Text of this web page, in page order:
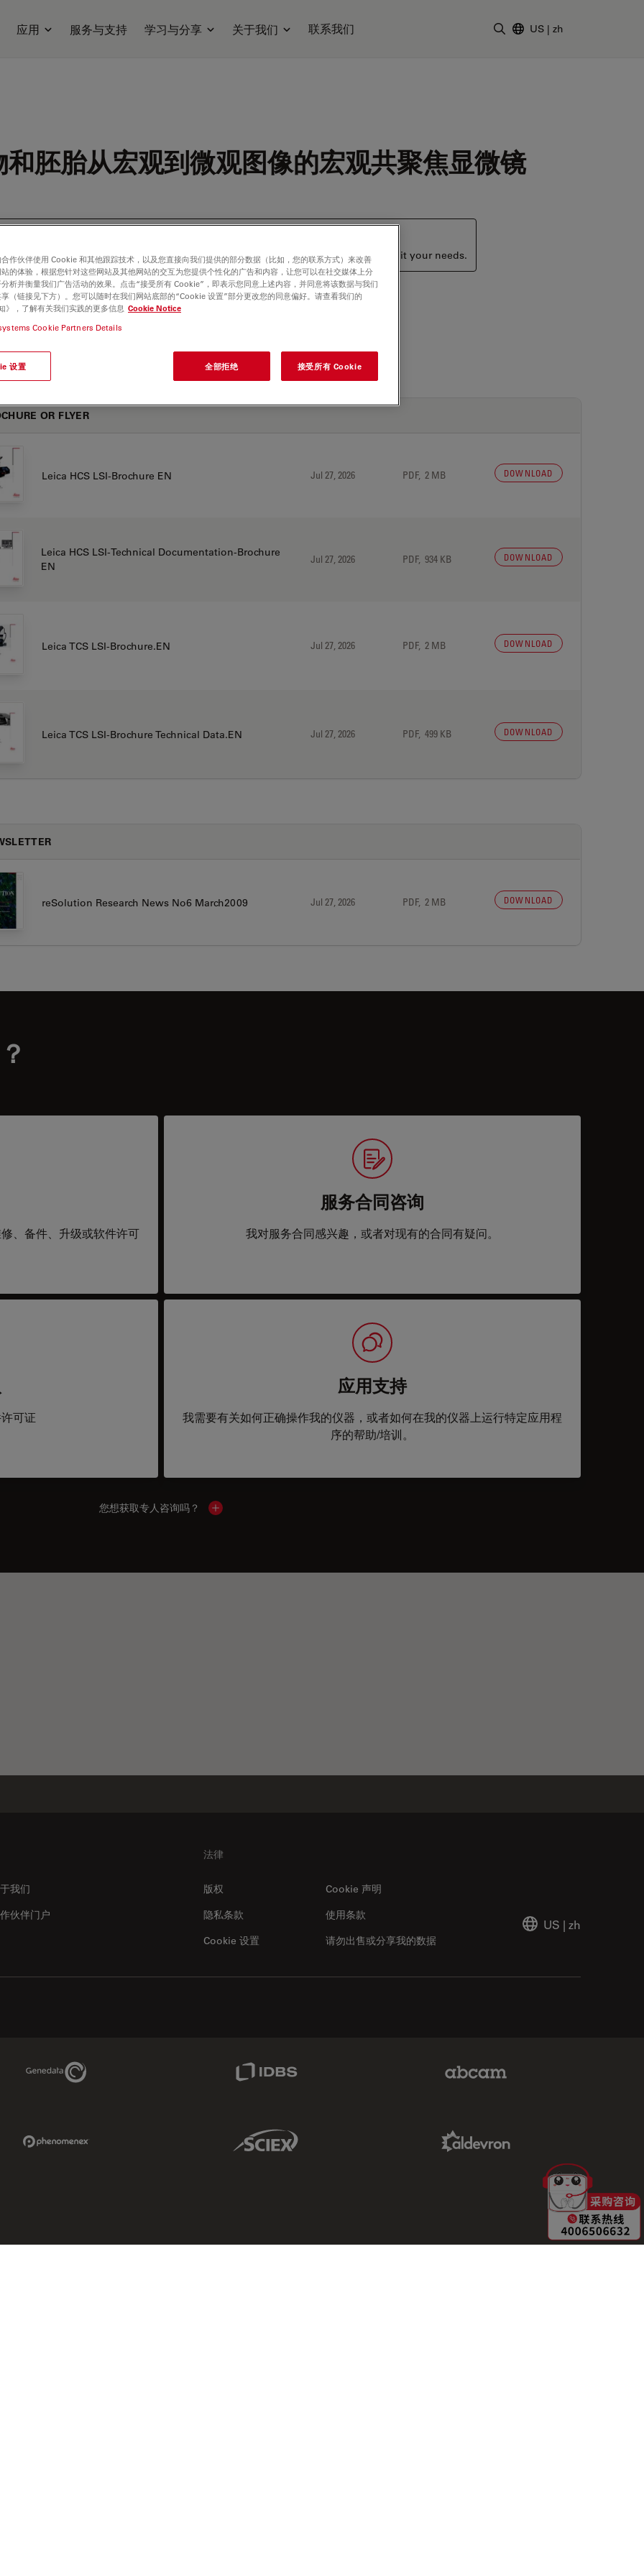
应用 服务与支持 学习与分享 关于我们 联系我们 US | zh
胚胎从宏观到微观图像的宏观共聚焦显微镜
Please contact us to enquire about recent alternative products that may suit your needs.
OR FLYER
Leica HCS LSI-Brochure EN Jul 27, 2026 PDF, 2 MB DOWNLOAD
Leica HCS LSI-Technical Documentation-Brochure
EN
Jul 27, 2026 PDF, 934 KB DOWNLOAD
Leica TCS LSI-Brochure.EN Jul 27, 2026 PDF, 2 MB DOWNLOAD
Leica TCS LSI-Brochure Technical Data.EN Jul 27, 2026 PDF, 499 KB DOWNLOAD
reSolution Research News No6 March2009 Jul 27, 2026 PDF, 2 MB DOWNLOAD
、备件、升级或软件许可
服务合同咨询
我对服务合同感兴趣，或者对现有的合同有疑问。
可证
应用支持
我需要有关如何正确操作我的仪器，或者如何在我的仪器上运行特定应用程
序的帮助/培训。
您想获取专人咨询吗？ Show local contacts
我们
伙伴门户
法律
版权
Cookie 声明
隐私条款
请勿出售或分享我的数据
使用条款
Cookie 设置
US | zh
Genedata Link
Sciex Link
作伙伴使用 Cookie 和其他跟踪技术，以及您直接向我们提供的部分数据（比如，您的联系方式）来改善
的体验，根据您针对这些网站及其他网站的交互为您提供个性化的广告和内容，让您可以在社交媒体上分
析并衡量我们广告活动的效果。点击“接受所有 Cookie”，即表示您同意上述内容，并同意将该数据与我们
（链接见下方）。您可以随时在我们网站底部的“Cookie 设置”部分更改您的同意偏好。请查看我们的
》，了解有关我们实践的更多信息 Cookie Notice
Cookie Partners Details
设置 全部拒绝 接受所有 Cookie